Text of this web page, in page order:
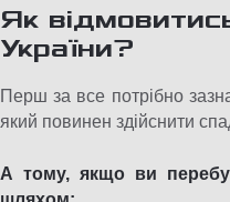
Як
України?
Перш за все потрібно
який повинен здійснити
А тому, якщо ви